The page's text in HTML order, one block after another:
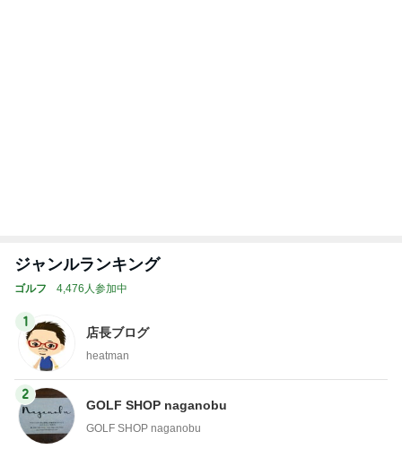
ジャンルランキング
ゴルフ 4,476人参加中
1
店長ブログ
heatman
2
GOLF SHOP naganobu
GOLF SHOP naganobu